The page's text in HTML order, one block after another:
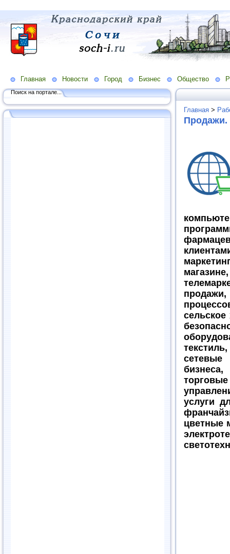
Главная Новости Город Бизнес Общество
Поиск на портале...
Главная >
Продажи.
услуги
цветные